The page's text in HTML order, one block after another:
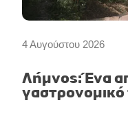
4 Αυγούστου 2026
Λήμνος: Ένα
γαστρονομικό